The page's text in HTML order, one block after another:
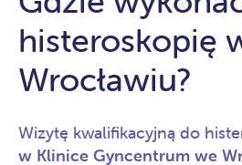
histeroskopię
Wrocławiu?
Wizytę kwalifikacyjną do
w Klinice Gyncentrum we